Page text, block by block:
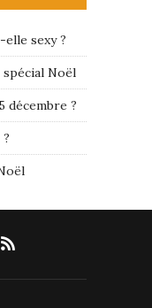
sexy ?
spécial Noël
décembre ?